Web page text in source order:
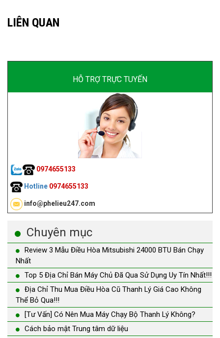
LIÊN QUAN
HỖ TRỢ TRỰC TUYẾN
0974655133
Hotline 0974655133
info@phelieu247.com
Chuyên mục
Review 3 Mẫu Điều Hòa Mitsubishi 24000 BTU Bán Chạy
Nhất
Top 5 Địa Chỉ Bán Máy Chủ Đã Qua Sử Dụng Uy Tín Nhất!!!
Địa Chỉ Thu Mua Điều Hòa Cũ Thanh Lý Giá Cao Không
Thể Bỏ Qua!!!
[Tư Vấn] Có Nên Mua Máy Chạy Bộ Thanh Lý Không?
Cách bảo mật Trung tâm dữ liệu